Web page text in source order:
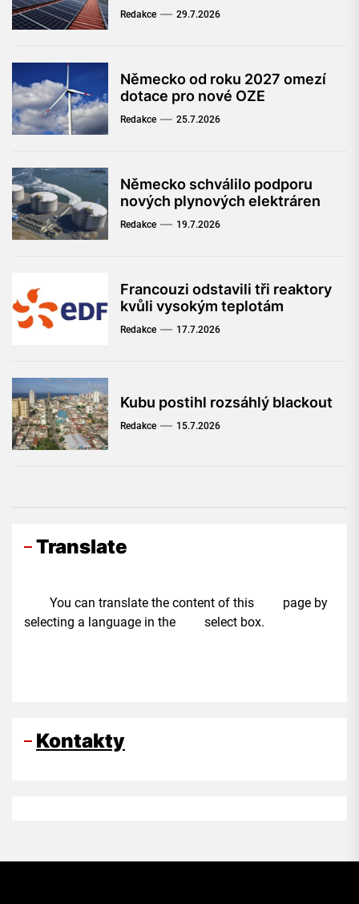
Redakce 29.7.2026
Německo od roku 2027 omezí
dotace pro nové OZE
Redakce 25.7.2026
Německo schválilo podporu
nových plynových elektráren
Redakce 19.7.2026
Francouzi odstavili tři reaktory
kvůli vysokým teplotám
Redakce 17.7.2026
Kubu postihl rozsáhlý blackout
Redakce 15.7.2026
Translate
You can translate the content of this page by
selecting a language in the select box.
Kontakty